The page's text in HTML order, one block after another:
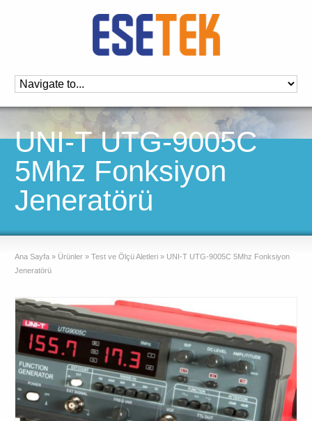
UNI-T UTG-9005C
5Mhz Fonksiyon
Jeneratörü
Ana Sayfa » Ürünler » Test ve Ölçü Aletleri » UNI-T UTG-9005C 5Mhz Fonksiyon
Jeneratörü